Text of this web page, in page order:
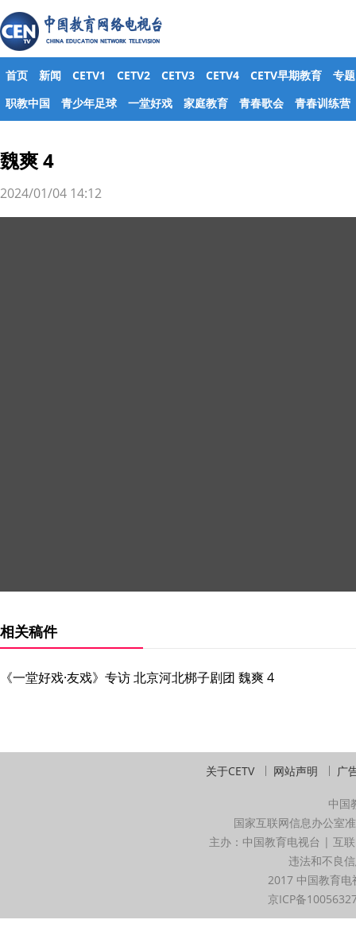
首页 新闻 CETV1 CETV2 CETV3 CETV4 CETV早期教育
专题
职教中国
青少年足球 一堂好戏 家庭教育 青春歌会 青春训练营
魏爽 4
2024/01/04 14:12
相关稿件
《一堂好戏·友戏》专访 北京河北梆子剧团 魏爽 4
关于CETV 网站声明 广
中国
国家互联网信息办公室
主办：中国教育电视台 | 互
违法和不良
2017 中国教育
京ICP备